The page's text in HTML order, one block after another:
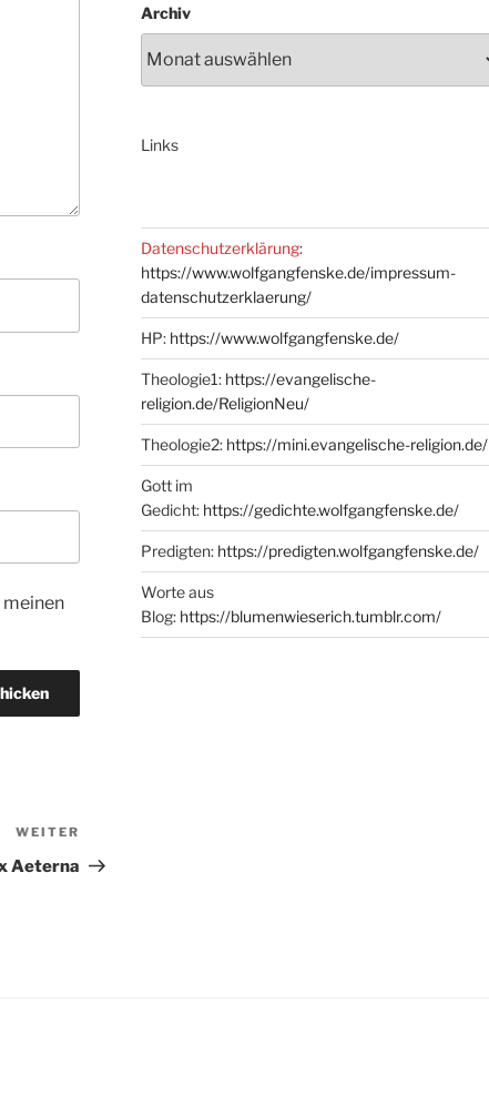
meinen
Beitrag
WEITER
Aeterna
Archiv
Links
Datenschutzerklärung:
https://www.wolfgangfenske.de/impressum-
datenschutzerklaerung/
HP: https://www.wolfgangfenske.de/
Theologie1: https://evangelische-
religion.de/ReligionNeu/
Theologie2: https://mini.evangelische-religion.de/
Gott im
Gedicht: https://gedichte.wolfgangfenske.de/
Predigten: https://predigten.wolfgangfenske.de/
Worte aus
Blog: https://blumenwieserich.tumblr.com/